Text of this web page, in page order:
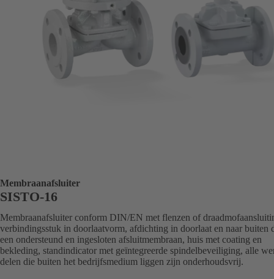
Membraanafsluiter
SISTO-16
Membraanafsluiter conform DIN/EN met flenzen of
verbindingsstuk in doorlaatvorm, afdichting in doorlaat en naar buiten
een ondersteund en ingesloten afsluitmembraan, huis met coating en
bekleding, standindicator met geïntegreerde spindelbeveiliging, alle
delen die buiten het bedrijfsmedium liggen zijn onderhoudsvrij.